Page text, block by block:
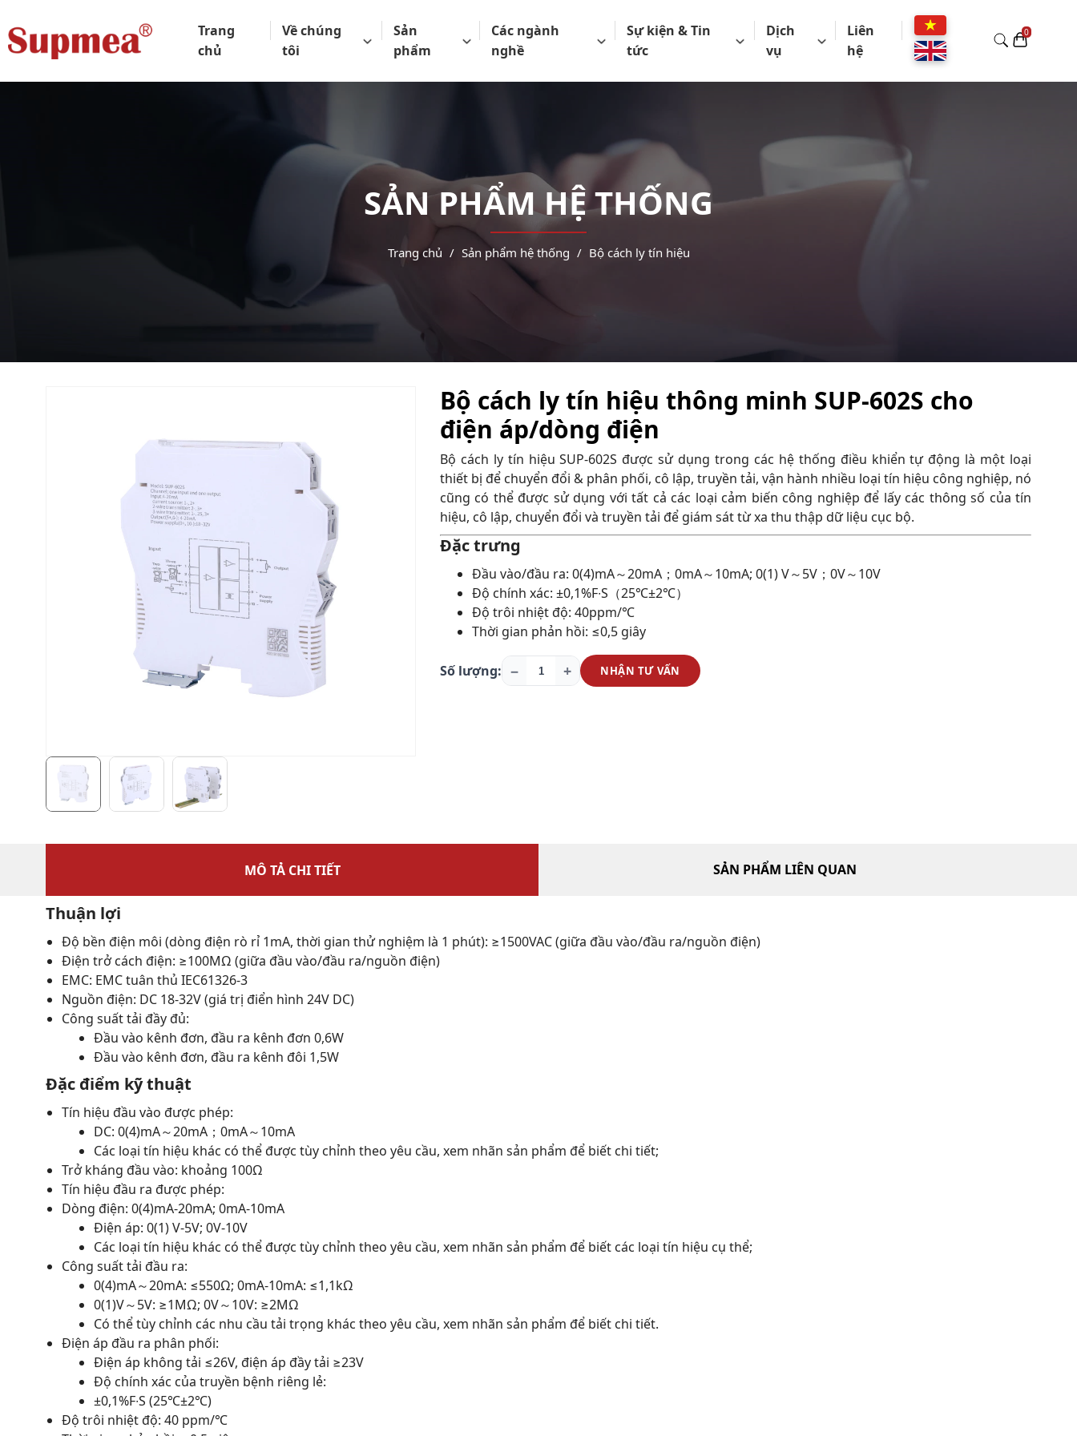
Trang
chủ
Về chúng
tôi
Sản
phẩm
Các ngành
nghề
Sự kiện & Tin
tức
Dịch
vụ
Liên
hệ
SẢN PHẨM HỆ THỐNG
Trang chủ Sản phẩm hệ thống Bộ cách ly tín hiệu
Bộ cách ly tín hiệu thông minh SUP-602S cho
điện áp/dòng điện
Bộ cách ly tín hiệu SUP-602S được sử dụng trong các hệ thống điều khiển tự động là một loại
thiết bị để chuyển đổi & phân phối, cô lập, truyền tải, vận hành nhiều loại tín hiệu công nghiệp, nó
cũng có thể được sử dụng với tất cả các loại cảm biến công nghiệp để lấy các thông số của tín
hiệu, cô lập, chuyển đổi và truyền tải để giám sát từ xa thu thập dữ liệu cục bộ.
Đặc trưng
Đầu vào/đầu ra: 0(4)mA～20mA；0mA～10mA; 0(1) V～5V；0V～10V
Độ chính xác: ±0,1%F∙S（25℃±2℃）
Độ trôi nhiệt độ: 40ppm/℃
Thời gian phản hồi: ≤0,5 giây
Số lượng: − + NHẬN TƯ VẤN
MÔ TẢ CHI TIẾT SẢN PHẨM LIÊN QUAN
Thuận lợi
Độ bền điện môi (dòng điện rò rỉ 1mA, thời gian thử nghiệm là 1 phút): ≥1500VAC (giữa đầu vào/đầu ra/nguồn điện)
Điện trở cách điện: ≥100MΩ (giữa đầu vào/đầu ra/nguồn điện)
EMC: EMC tuân thủ IEC61326-3
Nguồn điện: DC 18-32V (giá trị điển hình 24V DC)
Công suất tải đầy đủ:
Đầu vào kênh đơn, đầu ra kênh đơn 0,6W
Đầu vào kênh đơn, đầu ra kênh đôi 1,5W
Đặc điểm kỹ thuật
Tín hiệu đầu vào được phép:
DC: 0(4)mA～20mA；0mA～10mA
Các loại tín hiệu khác có thể được tùy chỉnh theo yêu cầu, xem nhãn sản phẩm để biết chi tiết;
Trở kháng đầu vào: khoảng 100Ω
Tín hiệu đầu ra được phép:
Dòng điện: 0(4)mA-20mA; 0mA-10mA
Điện áp: 0(1) V-5V; 0V-10V
Các loại tín hiệu khác có thể được tùy chỉnh theo yêu cầu, xem nhãn sản phẩm để biết các loại tín hiệu cụ thể;
Công suất tải đầu ra:
0(4)mA～20mA: ≤550Ω; 0mA-10mA: ≤1,1kΩ
0(1)V～5V: ≥1MΩ; 0V～10V: ≥2MΩ
Có thể tùy chỉnh các nhu cầu tải trọng khác theo yêu cầu, xem nhãn sản phẩm để biết chi tiết.
Điện áp đầu ra phân phối:
Điện áp không tải ≤26V, điện áp đầy tải ≥23V
Độ chính xác của truyền bệnh riêng lẻ:
±0,1%F∙S (25℃±2℃)
Độ trôi nhiệt độ: 40 ppm/℃